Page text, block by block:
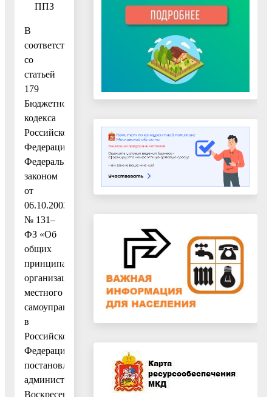
ППЗ
В
соответствии
со
статьей
179
Бюджетного
кодекса
Российской
Федерации,
Федеральным
законом
от
06.10.2003
№ 131–
ФЗ «Об
общих
принципах
организации
местного
самоуправления
в
Российской
Федерации»,
постановлением
администрации
Воскресенского